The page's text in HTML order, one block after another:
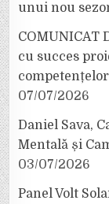
unui nou
COMUNICAT
cu succes
07/07/2026
Daniel Sava,
Mentală și
03/07/2026
Panel Volt